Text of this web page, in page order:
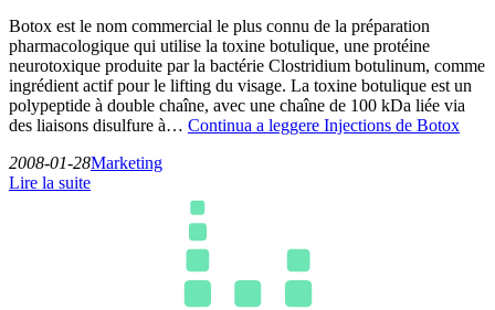
Botox est le nom commercial le plus connu de la préparation
pharmacologique qui utilise la toxine botulique, une protéine
neurotoxique produite par la bactérie Clostridium botulinum, comme
ingrédient actif pour le lifting du visage. La toxine botulique est un
polypeptide à double chaîne, avec une chaîne de 100 kDa liée via
des liaisons disulfure à… Continua a leggere Injections de Botox
2008-01-28Marketing
Lire la suite